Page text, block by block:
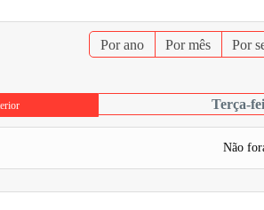
Por ano Por mês Por
Terça-
Não